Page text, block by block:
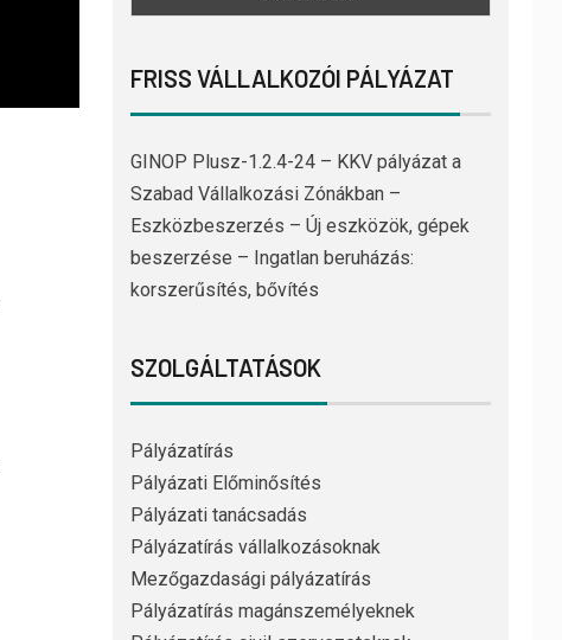
FRISS VÁLLALKOZÓI PÁLYÁZAT
GINOP Plusz-1.2.4-24 – KKV pályázat a
Szabad Vállalkozási Zónákban –
Eszközbeszerzés – Új eszközök, gépek
beszerzése – Ingatlan beruházás:
korszerűsítés, bővítés
SZOLGÁLTATÁSOK
Pályázatírás
Pályázati Előminősítés
Pályázati tanácsadás
Pályázatírás vállalkozásoknak
Mezőgazdasági pályázatírás
Pályázatírás magánszemélyeknek